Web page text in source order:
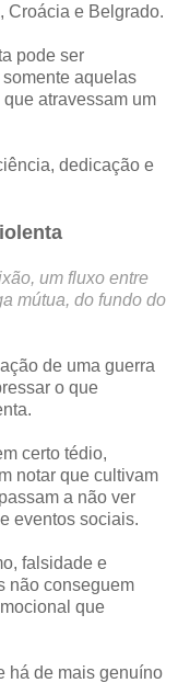
Croácia e Belgrado.
pode ser
aquelas
atravessam um
dedicação e
um fluxo entre
mútua, do fundo do
de uma guerra
o que
certo tédio,
notar que cultivam
a não ver
eventos sociais.
falsidade e
não conseguem
que
há de mais genuíno